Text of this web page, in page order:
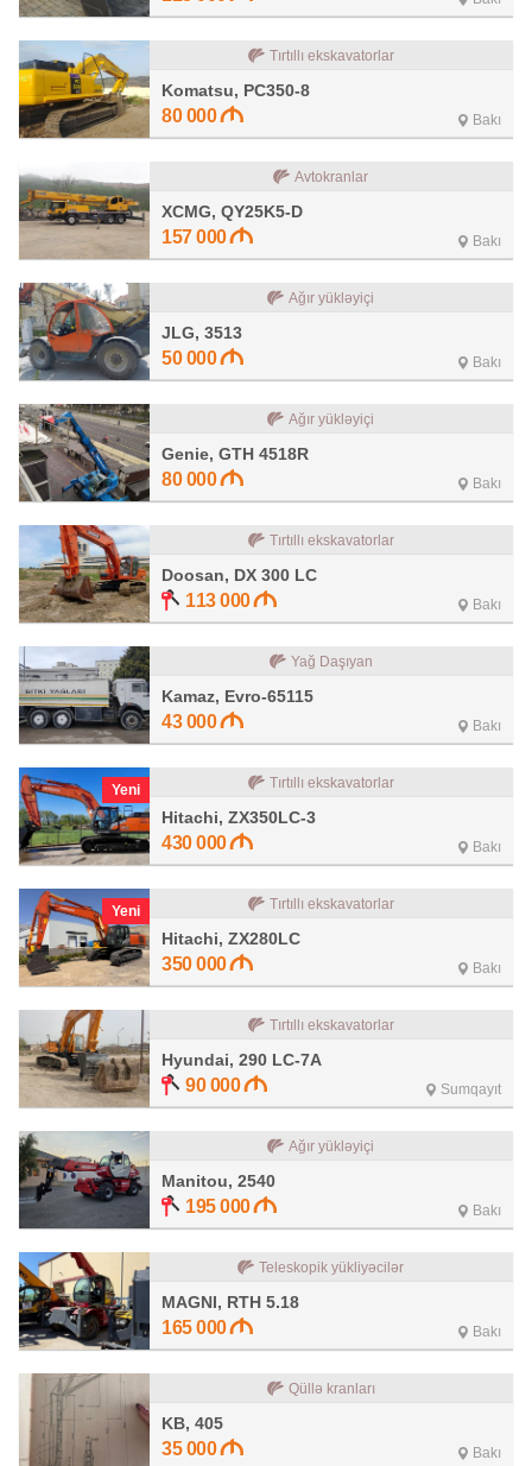
Tırtıllı ekskavatorlar
Komatsu, PC350-8
80 000 Bakı
Avtokranlar
XCMG, QY25K5-D
157 000 Bakı
Ağır yükləyiçi
JLG, 3513
50 000 Bakı
Ağır yükləyiçi
Genie, GTH 4518R
80 000 Bakı
Tırtıllı ekskavatorlar
Doosan, DX 300 LC
113 000 Bakı
Yağ Daşıyan
Kamaz, Evro-65115
43 000 Bakı
Yeni Tırtıllı ekskavatorlar
Hitachi, ZX350LC-3
430 000 Bakı
Yeni Tırtıllı ekskavatorlar
Hitachi, ZX280LC
350 000 Bakı
Tırtıllı ekskavatorlar
Hyundai, 290 LC-7A
90 000 Sumqayıt
Ağır yükləyiçi
Manitou, 2540
195 000 Bakı
Teleskopik yükliyəcilər
MAGNI, RTH 5.18
165 000 Bakı
Qüllə kranları
KB, 405
35 000 Bakı